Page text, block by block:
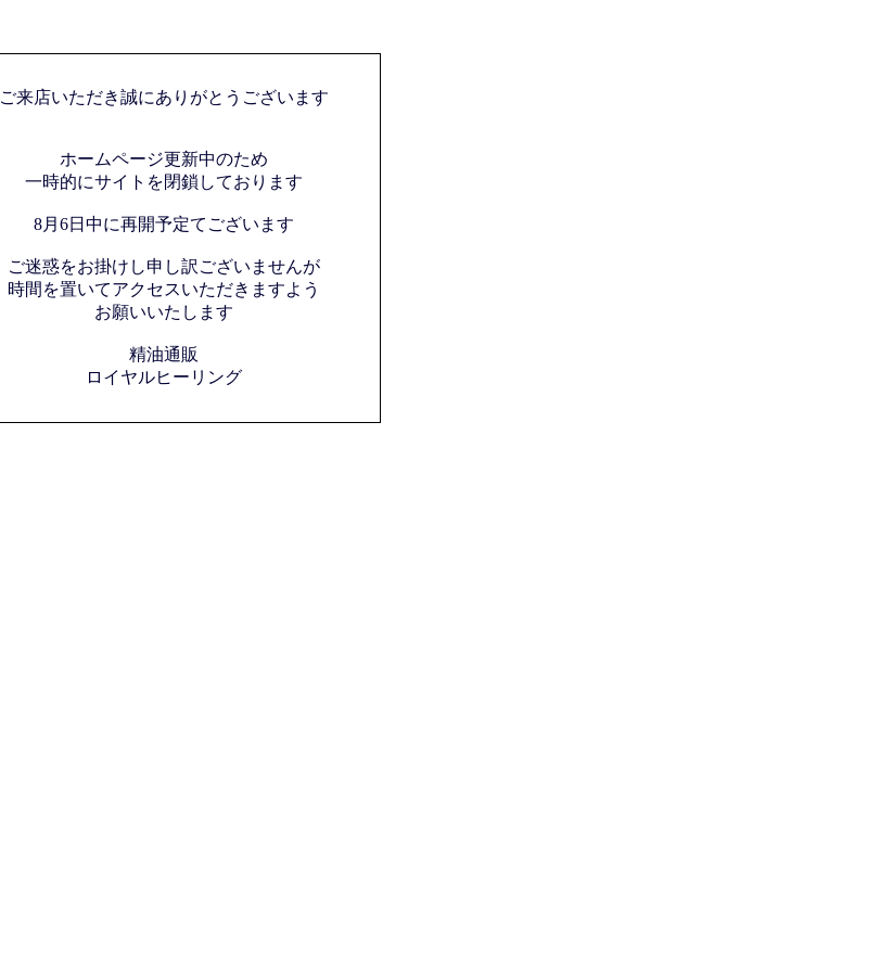
ご来店いただき誠にありがとうございます
ホームページ更新中のため
一時的にサイトを閉鎖しております
8月6日中に再開予定てございます
ご迷惑をお掛けし申し訳ございませんが
時間を置いてアクセスいただきますよう
お願いいたします
精油通販
ロイヤルヒーリング